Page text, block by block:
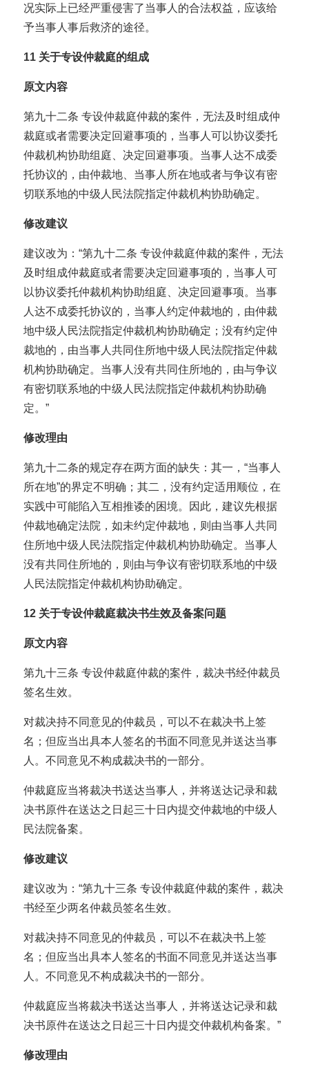
况实际上已经严重侵害了当事人的合法权益，应该给
予当事人事后救济的途径。
11 关于专设仲裁庭的组成
原文内容
第九十二条 专设仲裁庭仲裁的案件，无法及时组成仲
裁庭或者需要决定回避事项的，当事人可以协议委托
仲裁机构协助组庭、决定回避事项。当事人达不成委
托协议的，由仲裁地、当事人所在地或者与争议有密
切联系地的中级人民法院指定仲裁机构协助确定。
修改建议
建议改为：“第九十二条 专设仲裁庭仲裁的案件，无法
及时组成仲裁庭或者需要决定回避事项的，当事人可
以协议委托仲裁机构协助组庭、决定回避事项。当事
人达不成委托协议的，当事人约定仲裁地的，由仲裁
地中级人民法院指定仲裁机构协助确定；没有约定仲
裁地的，由当事人共同住所地中级人民法院指定仲裁
机构协助确定。当事人没有共同住所地的，由与争议
有密切联系地的中级人民法院指定仲裁机构协助确
定。”
修改理由
第九十二条的规定存在两方面的缺失：其一，“当事人
所在地”的界定不明确；其二，没有约定适用顺位，在
实践中可能陷入互相推诿的困境。因此，建议先根据
仲裁地确定法院，如未约定仲裁地，则由当事人共同
住所地中级人民法院指定仲裁机构协助确定。当事人
没有共同住所地的，则由与争议有密切联系地的中级
人民法院指定仲裁机构协助确定。
12 关于专设仲裁庭裁决书生效及备案问题
原文内容
第九十三条 专设仲裁庭仲裁的案件，裁决书经仲裁员
签名生效。
对裁决持不同意见的仲裁员，可以不在裁决书上签
名；但应当出具本人签名的书面不同意见并送达当事
人。不同意见不构成裁决书的一部分。
仲裁庭应当将裁决书送达当事人，并将送达记录和裁
决书原件在送达之日起三十日内提交仲裁地的中级人
民法院备案。
修改建议
建议改为：“第九十三条 专设仲裁庭仲裁的案件，裁决
书经至少两名仲裁员签名生效。
对裁决持不同意见的仲裁员，可以不在裁决书上签
名；但应当出具本人签名的书面不同意见并送达当事
人。不同意见不构成裁决书的一部分。
仲裁庭应当将裁决书送达当事人，并将送达记录和裁
决书原件在送达之日起三十日内提交仲裁机构备案。”
修改理由